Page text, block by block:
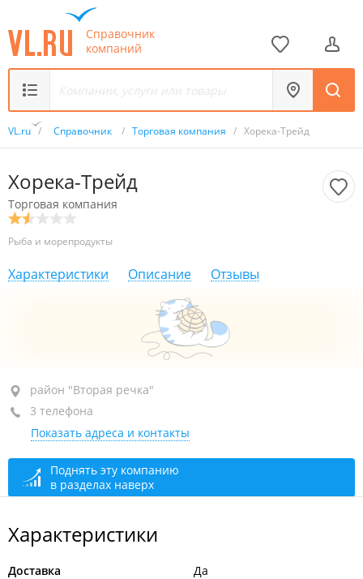
Справочник
компаний
VL.ru / Справочник / Торговая компания / Хорека-Трейд
Хорека-Трейд
Торговая компания
Рыба и морепродукты
Характеристики Описание Отзывы
район "Вторая речка", ул. Пархоменко, 4/1
оф. 36
+7 984 150-62-62
+7 994 994-01-96
+7 994 107-56-22
район "Вторая речка"
3 телефона
Показать адреса и контакты
Поднять эту компанию
в разделах наверх
Характеристики
Доставка Да